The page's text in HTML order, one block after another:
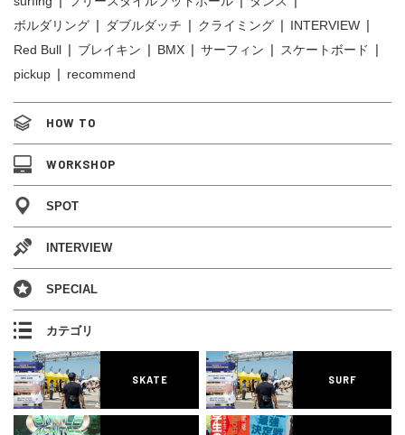
ボルダリング
ダブルダッチ クライミング
INTERVIEW
Red Bull
ブレイキン BMX サーフィン
スケートボード
pickup
recommend
HOW TO
WORKSHOP
SPOT
INTERVIEW
SPECIAL
カテゴリ
SKATE SURF